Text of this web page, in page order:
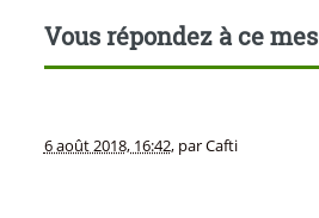
Vous répondez à ce
6 août 2018, 16:42, parCafti